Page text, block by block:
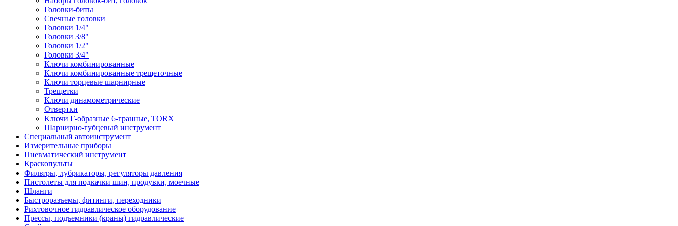
Головки-биты
Свечные головки
Головки 1/4"
Головки 3/8"
Головки 1/2"
Головки 3/4"
Ключи комбинированные
Ключи комбинированные трещеточные
Ключи торцевые шарнирные
Трещетки
Ключи динамометрические
Отвертки
Ключи Г-образные 6-гранные, TORX
Шарнирно-губцевый инструмент
Специальный автоинструмент
Измерительные приборы
Пневматический инструмент
Краскопульты
Фильтры, лубрикаторы, регуляторы давления
Пистолеты для подкачки шин, продувки, моечные
Шланги
Быстроразъемы, фитинги, переходники
Рихтовочное гидравлическое оборудование
Прессы, подъемники (краны) гидравлические